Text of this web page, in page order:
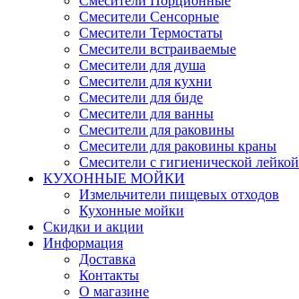
Смесители Сенсорные
Смесители Термостаты
Смесители встраиваемые
Смесители для душа
Смесители для кухни
Смесители для биде
Смесители для ванны
Смесители для раковины
Смесители для раковины краны
Смесители с гигиенической лейкой
КУХОННЫЕ МОЙКИ
Измельчители пищевых отходов
Кухонные мойки
Скидки и акции
Информация
Доставка
Контакты
О магазине